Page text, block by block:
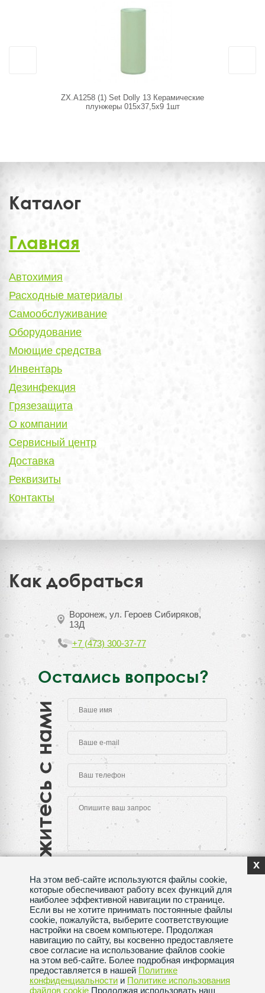
ZX.A1258 (1) Set Dolly 13 Керамические
плунжеры 015x37,5x9 1шт
Каталог
Главная
Автохимия
Расходные материалы
Самообслуживание
Оборудование
Моющие средства
Инвентарь
Дезинфекция
Грязезащита
О компании
Сервисный центр
Доставка
Реквизиты
Контакты
Как добраться
Воронеж, ул. Героев Сибиряков,
13Д
+7 (473) 300-37-77
Остались вопросы?
Свяжитесь с нами
Нажимая на кнопку "Отправить", Вы даете согласие
на обработку своихперсональных данных
Сделано в веб-студииSeoMAX
Политика конфиденциальности
x
На этом веб-сайте используются файлы cookie,
которые обеспечивают работу всех функций для
наиболее эффективной навигации по странице.
Если вы не хотите принимать постоянные файлы
cookie, пожалуйста, выберите соответствующие
настройки на своем компьютере. Продолжая
навигацию по сайту, вы косвенно предоставляете
свое согласие на использование файлов cookie
на этом веб-сайте. Более подробная информация
предоставляется в нашей Политике
конфиденциальности и Политике использования
файлов сookie Продолжая использовать наш